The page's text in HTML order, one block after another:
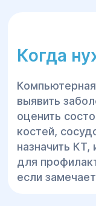
Когда
выявить
оценить
костей,
назначить
для
если